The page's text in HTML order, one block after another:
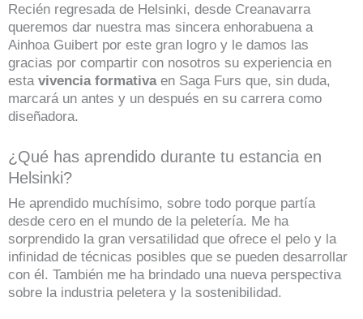
Recién regresada de Helsinki, desde Creanavarra
queremos dar nuestra mas sincera enhorabuena a
Ainhoa Guibert por este gran logro y le damos las
gracias por compartir con nosotros su experiencia en
esta vivencia formativaen Saga Furs que, sin duda,
marcará un antes y un después en su carrera como
diseñadora.
¿Qué has aprendido durante tu estancia en
Helsinki?
He aprendido muchísimo, sobre todo porque partía
desde cero en el mundo de la peletería. Me ha
sorprendido la gran versatilidad que ofrece el pelo y la
infinidad de técnicas posibles que se pueden desarrollar
con él. También me ha brindado una nueva perspectiva
sobre la industria peletera y la sostenibilidad.